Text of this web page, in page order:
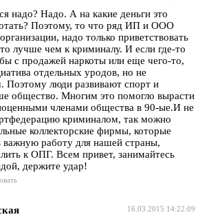
надо? Надо. А на какие деньги это
Поэтому, то что ряд ИП и ООО
надо только приветствовать
лучше чем к криминалу. И если где-то
с продажей наркоты или еще чего-то,
отдельных уродов, но не
Поэтому люди развивают спорт и
общество. Многим это помогло вырасти
членами общества в 90-ые.И не
криминалом, так можно
коллекторские фирмы, которые
важную работу для нашей страны,
к ОПГ. Всем привет, занимайтесь
держите удар!
16.03.2015 14:22:09